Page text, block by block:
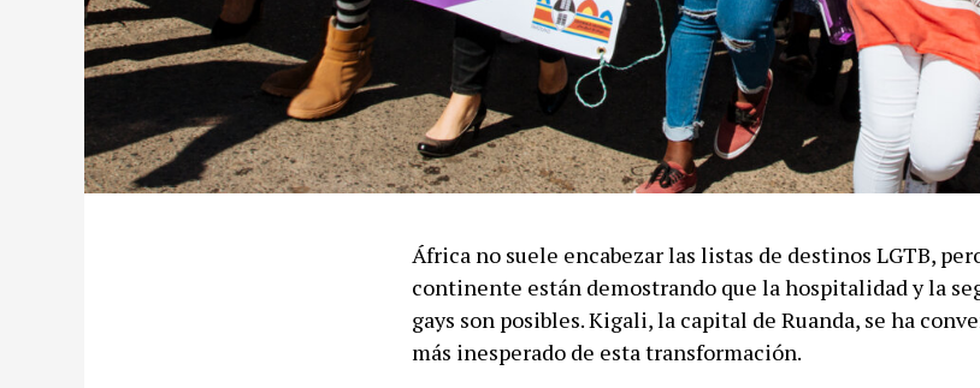
África no suele encabezar las listas de destinos LGTB,
continente están demostrando que la hospitalidad y la
gays son posibles. Kigali, la capital de Ruanda, se ha
más inesperado de esta transformación.